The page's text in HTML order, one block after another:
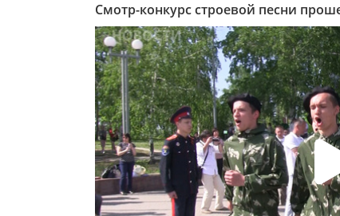
Смотр-конкурс строевой песни